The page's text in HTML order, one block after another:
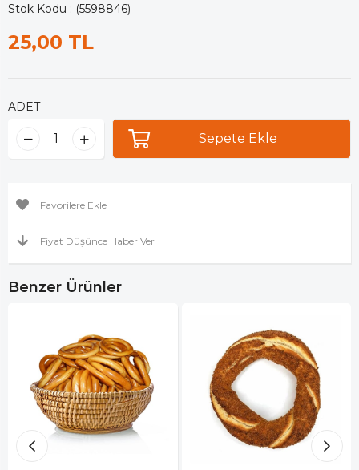
Stok Kodu (5598846)
25,00 TL
ADET
Favorilere Ekle
Fiyat Düşünce Haber Ver
Benzer Ürünler